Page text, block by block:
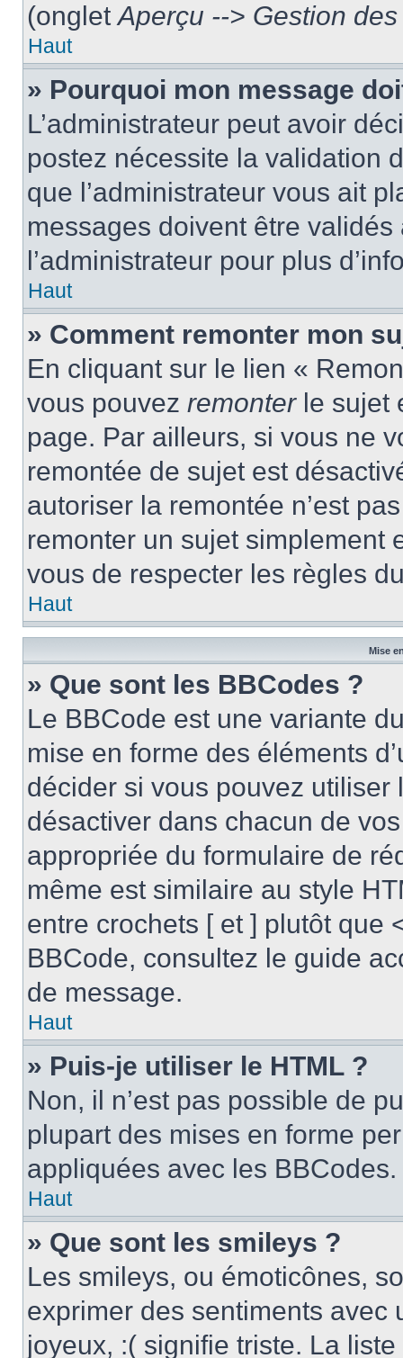
(ongletAperçu --> Gestion
Haut
» Pourquoi mon message
L’administrateur peut avoir
postez nécessite la validation
que l’administrateur vous ait
messages doivent être validés
l’administrateur pour plus
Haut
» Comment remonter mon
En cliquant sur le lien «
vous pouvez remonterle sujet
page. Par ailleurs, si vous ne
remontée de sujet est
autoriser la remontée n’est
remonter un sujet simplement
vous de respecter les règles
Haut
Mise
» Que sont les BBCodes ?
Le BBCode est une variante
mise en forme des éléments
décider si vous pouvez
désactiver dans chacun de
appropriée du formulaire de
même est similaire au style
entre crochets [ et ] plutôt que
BBCode, consultez le guide
de message.
Haut
» Puis-je utiliser le HTML ?
Non, il n’est pas possible de
plupart des mises en forme
appliquées avec les BBCodes.
Haut
» Que sont les smileys ?
Les smileys, ou émoticônes,
exprimer des sentiments avec
joyeux, :( signifie triste. La